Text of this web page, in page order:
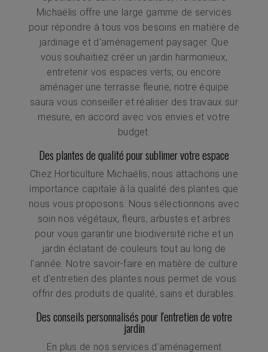
Michaëlis offre une large gamme de services
pour répondre à tous vos besoins en matière de
jardinage et d'aménagement paysager. Que
vous souhaitiez créer un jardin harmonieux,
entretenir vos espaces verts, ou encore
aménager une terrasse fleurie, notre équipe
saura vous conseiller et réaliser des travaux sur
mesure, en accord avec vos envies et votre
budget.
Des plantes de qualité pour sublimer votre espace
Chez Horticulture Michaëlis, nous attachons une
importance capitale à la qualité des plantes que
nous vous proposons. Nous sélectionnons avec
soin nos végétaux, fleurs, arbustes et arbres
pour vous garantir une biodiversité riche et un
jardin éclatant de couleurs tout au long de
l'année. Notre savoir-faire en matière de culture
et d'entretien des plantes nous permet de vous
offrir des produits de qualité, sains et durables.
Des conseils personnalisés pour l'entretien de votre
jardin
En plus de nos services d'aménagement